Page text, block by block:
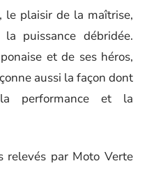
, le plaisir de la maîtrise,
puissance débridée.
et de ses héros,
aussi la façon dont
performance et la
relevés par Moto Verte